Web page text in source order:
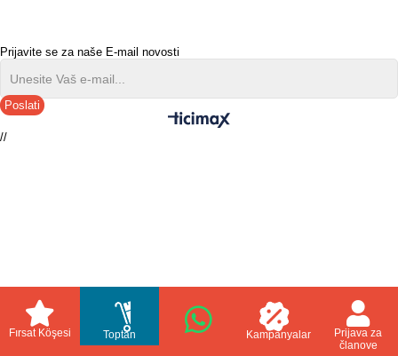
Prijavite se za naše E-mail novosti
Poslati
//
Fırsat Köşesi Toptan Kampanyalar
Prijava za
članove